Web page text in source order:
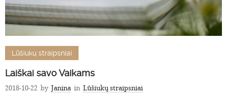
Lūšiukų straipsniai
Laiškai savo Vaikams
2018-10-22 by Janina in Lūšiukų straipsniai